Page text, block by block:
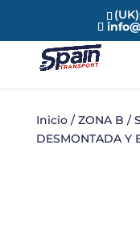
Inicio/ZONA B /
DESMONTADA Y